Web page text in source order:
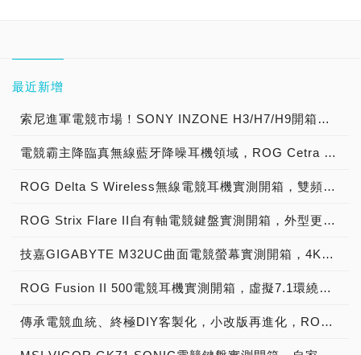
最近新增
索尼進軍電競市場！SONY INZONE H3/H7/H9開箱試聽，精品級降噪電競耳機優質選擇！
電競霸主降臨真無線藍牙降噪耳機領域，ROG Cetra True Wireless開箱試玩
ROG Delta S Wireless無線電競耳機實測開箱，雙頻連接音訊傳收無阻礙虛擬戰場的絕佳助手！
ROG Strix Flare II自有軸電競鍵盤實測開箱，外型更內斂、鍵擊更沉穩，NX自有軸款式登場！
技嘉GIGABYTE M32UC曲面電競螢幕實測開箱，4K曲面大螢幕搭最高160Hz超頻更新率、再加KVM獨家切換功能讓你電競/商務雙管齊下！
ROG Fusion II 500電競耳機實測開箱，虛擬7.1環繞音效再升級給你無與倫比的聲響沉浸感！
傳承電競血統、終極DIY客製化，小改版再進化，ROG Chakram X無線電競滑鼠開箱試玩